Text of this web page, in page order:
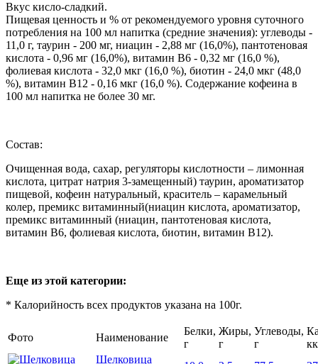
Вкус кисло-сладкий.
Пищевая ценность и % от рекомендуемого уровня суточного
потребления на 100 мл напитка (средние значения): углеводы -
11,0 г, таурин - 200 мг, ниацин - 2,88 мг (16,0%), пантотеновая
кислота - 0,96 мг (16,0%), витамин В6 - 0,32 мг (16,0 %),
фолиевая кислота - 32,0 мкг (16,0 %), биотин - 24,0 мкг (48,0
%), витамин В12 - 0,16 мкг (16,0 %). Содержание кофеина в
100 мл напитка не более 30 мг.
Состав:
Очищенная вода, сахар, регуляторы кислотности – лимонная
кислота, цитрат натрия 3-замещенный) таурин, ароматизатор
пищевой, кофеин натуральный, краситель – карамельный
колер, премикс витаминный(ниацин кислота, ароматизатор,
премикс витаминный (ниацин, пантотеновая кислота,
витамин В6, фолиевая кислота, биотин, витамин В12).
Еще из этой категории:
* Калорийность всех продуктов указана на 100г.
Фото Наименование
Белки,
г
Жиры,
г
Углеводы,
г
Шелковица